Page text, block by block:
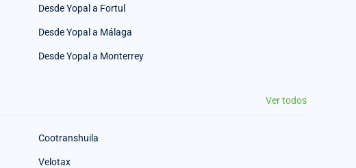
Desde Yopal a Fortul
Desde Yopal a Málaga
Desde Yopal a Monterrey
Ver todos
Cootranshuila
Velotax